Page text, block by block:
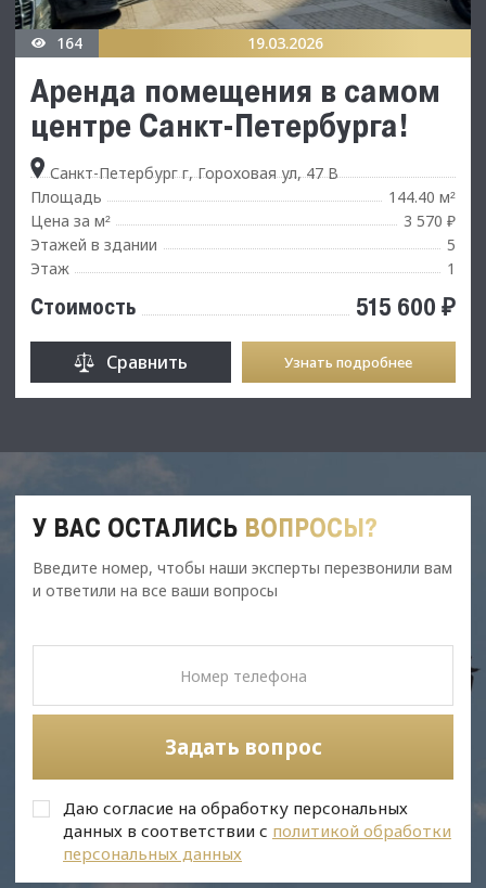
164 19.03.2026
Аренда помещения в самом
центре Санкт-Петербурга!
Санкт-Петербург г, Гороховая ул, 47 В
Площадь
144.40 м²
Цена за м²
3 570 ₽
Этажей в здании
5
Этаж
1
Стоимость 515 600 ₽
Сравнить Узнать подробнее
У ВАС ОСТАЛИСЬ ВОПРОСЫ?
Введите номер, чтобы наши эксперты перезвонили вам
и ответили на все ваши вопросы
Задать вопрос
Даю согласие на обработку персональных
данных в соответствии с политикой обработки
персональных данных